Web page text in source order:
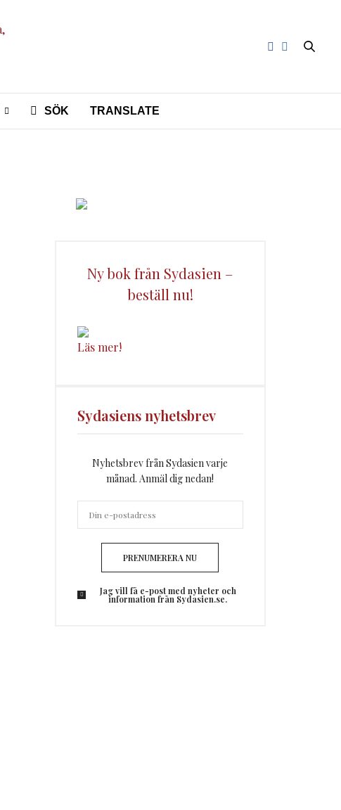
SÖK TRANSLATE
Ny bok från Sydasien –
beställ nu!
Läs mer!
Sydasiens nyhetsbrev
Nyhetsbrev från Sydasien varje
månad. Anmäl dig nedan!
PRENUMERERA NU
Jag vill få e-post med nyheter och
information från Sydasien.se.